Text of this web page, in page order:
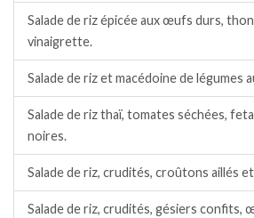
Salade de riz épicée aux œufs durs,
vinaigrette.
Salade de riz et macédoine de légumes
Salade de riz thaï, tomates séchées,
noires.
Salade de riz, crudités, croûtons aillés
Salade de riz, crudités, gésiers confits,